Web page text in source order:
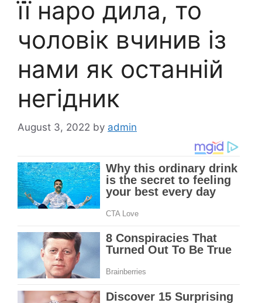
її наро дила, то
чоловік вчинив із
нами як останній
негідник
August 3, 2022 by admin